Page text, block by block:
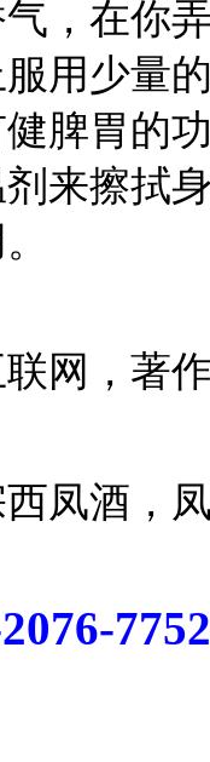
，在你
用少量
脾胃的
来擦拭
网，著
西凤酒
7752